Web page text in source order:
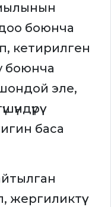
боюнча
кетирилген
боюнча
эле,
баса